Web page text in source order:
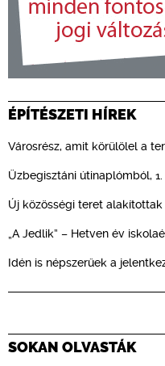
ÉPÍTÉSZETI HÍREK
Városrész, amit körülölel a
Üzbegisztáni útinaplómból, 1.
Új közösségi teret alakítottak
„A Jedlik” – Hetven év
Idén is népszerűek a
SOKAN OLVASTÁK